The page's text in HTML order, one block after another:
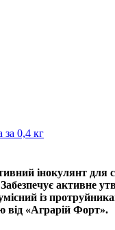
за 0,4 кг
інокулянт для
активне
із
від «Аграрій Форт».